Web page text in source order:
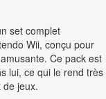
set complet
Wii, conçu pour
Ce pack est
lui, ce qui le rend très
de jeux.